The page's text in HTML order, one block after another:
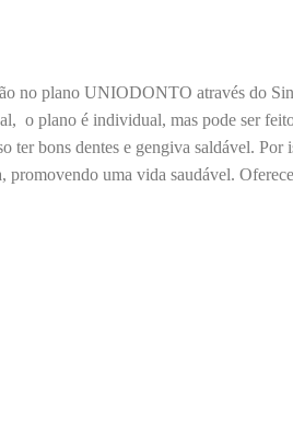
no plano UNIODONTO através do
o plano é individual, mas pode ser
ter bons dentes e gengiva saldável.
promovendo uma vida saudável.